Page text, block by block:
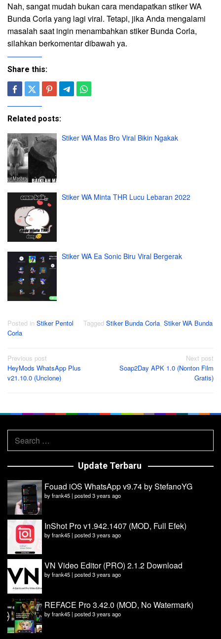
Nah, sangat mudah bukan cara mendapatkan stiker WA
Bunda Corla yang lagi viral. Tetapi, jika Anda mengalami
masalah saat ingin menambahkan stiker Bunda Corla,
silahkan berkomentar dibawah ya.
Share this:
Related posts:
Stiker WA Mas Bro Viral Bikin Ngakak
Stiker WA Minta THR Lucu Lebaran 2022
Stiker WA Ea Sonic Biru Viral Bergerak
Posted in Stiker Pentol Tagged Stiker Bunda Corla, Stiker WA Bunda
Corla
Post
navigation
Previous post
HeyMods WhatsApp Plus
v21.10.0 (Unclone)
Next post
Soap2Day APK 1.0 (Nonton Film
Gratis)
Search
for:
Update Terbaru
Fouad iOS WhatsApp v9.74 by StefanoYG
byfrank45 | posted 3 years ago
InShot Pro v1.942.1407 (MOD, Full Efek)
byfrank45 | posted 3 years ago
VN Video Editor (PRO) 2.1.2 Download
byfrank45 | posted 3 years ago
REFACE Pro 3.42.0 (MOD, No Watermark)
byfrank45 | posted 3 years ago